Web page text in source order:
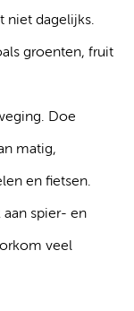
niet dagelijks.
groenten, fruit
Doe
matig,
en fietsen.
spier- en
veel